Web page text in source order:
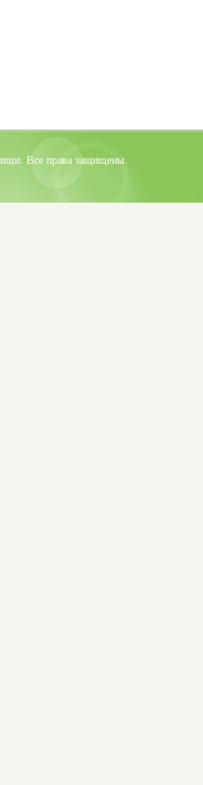
Все права защищены.